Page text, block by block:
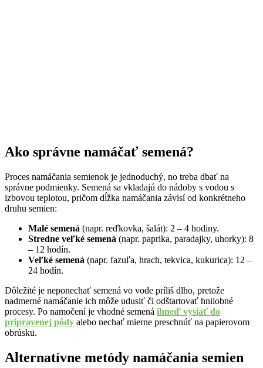
Ako správne namáčať semená?
Proces namáčania semienok je jednoduchý, no treba dbať na
správne podmienky. Semená sa vkladajú do nádoby s vodou s
izbovou teplotou, pričom dĺžka namáčania závisí od konkrétneho
druhu semien:
Malé semená (napr. reďkovka, šalát): 2 – 4 hodiny.
Stredne veľké semená (napr. paprika, paradajky, uhorky): 8
– 12 hodín.
Veľké semená (napr. fazuľa, hrach, tekvica, kukurica): 12 –
24 hodín.
Dôležité je neponechať semená vo vode príliš dlho, pretože
nadmerné namáčanie ich môže udusiť či odštartovať hnilobné
procesy. Po namočení je vhodné semená ihneď vysiať do
pripravenej pôdy alebo nechať mierne preschnúť na papierovom
obrúsku.
Alternatívne metódy namáčania semien